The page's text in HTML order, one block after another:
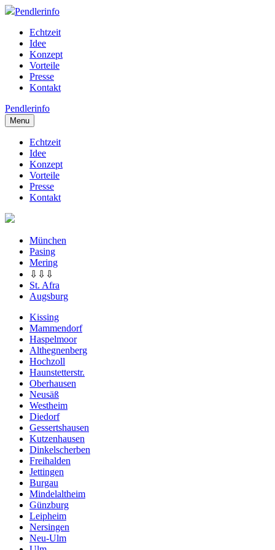
Pendlerinfo
Echtzeit
Idee
Konzept
Vorteile
Presse
Kontakt
Pendlerinfo
Menu
Echtzeit
Idee
Konzept
Vorteile
Presse
Kontakt
München
Pasing
Mering
⇩⇩⇩
St. Afra
Augsburg
Kissing
Mammendorf
Haspelmoor
Althegnenberg
Hochzoll
Haunstetterstr.
Oberhausen
Neusäß
Westheim
Diedorf
Gessertshausen
Kutzenhausen
Dinkelscherben
Freihalden
Jettingen
Burgau
Mindelaltheim
Günzburg
Leipheim
Nersingen
Neu-Ulm